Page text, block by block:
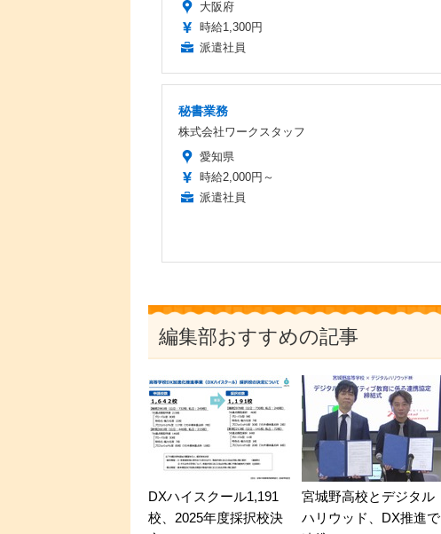
大阪府
時給1,300円
派遣社員
秘書業務
株式会社ワークスタッフ
愛知県
時給2,000円～
派遣社員
編集部おすすめの記事
DXハイスクール1,191
校、2025年度採択校決
宮城野高校とデジタル
ハリウッド、DX推進で